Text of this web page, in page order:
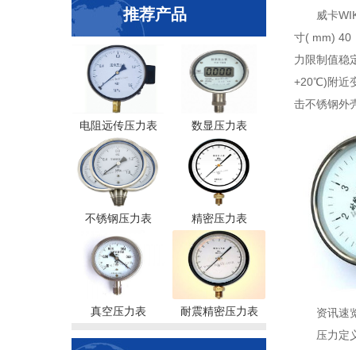
推荐产品
电阻远传压力表 数显压力表
不锈钢压力表 精密压力表
真空压力表 耐震精密压力表
威卡
寸( mm) 40
力限制值稳
+20℃)附近
击不锈钢外
资讯速
压力定